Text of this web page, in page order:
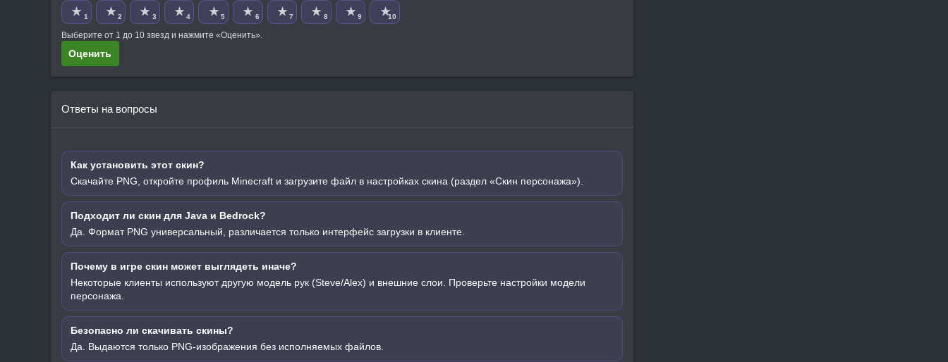
★ 1 ★ 2 ★ 3 ★ 4 ★ 5 ★ 6 ★ 7 ★ 8 ★ 9 ★10
Выберите от 1 до 10 звезд и нажмите «Оценить».
Оценить
Ответы на вопросы
Как установить этот скин?
Скачайте PNG, откройте профиль Minecraft и загрузите файл в настройках скина (раздел «Скин персонажа»).
Подходит ли скин для Java и Bedrock?
Да. Формат PNG универсальный, различается только интерфейс загрузки в клиенте.
Почему в игре скин может выглядеть иначе?
Некоторые клиенты используют другую модель рук (Steve/Alex) и внешние слои. Проверьте настройки модели
персонажа.
Безопасно ли скачивать скины?
Да. Выдаются только PNG-изображения без исполняемых файлов.